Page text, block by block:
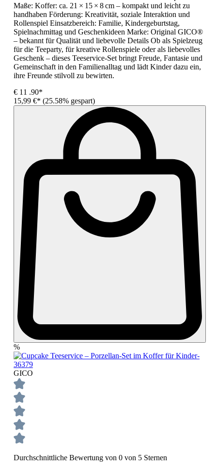
Maße: Koffer: ca. 21 × 15 × 8 cm – kompakt und leicht zu
handhaben Förderung: Kreativität, soziale Interaktion und
Rollenspiel Einsatzbereich: Familie, Kindergeburtstag,
Spielnachmittag und Geschenkideen Marke: Original GICO®
– bekannt für Qualität und liebevolle Details Ob als Spielzeug
für die Teeparty, für kreative Rollenspiele oder als liebevolles
Geschenk – dieses Teeservice-Set bringt Freude, Fantasie und
Gemeinschaft in den Familienalltag und lädt Kinder dazu ein,
ihre Freunde stilvoll zu bewirten.
€ 11 .90*
15,99 €* (25.58% gespart)
%
GICO
Durchschnittliche Bewertung von 0 von 5 Sternen